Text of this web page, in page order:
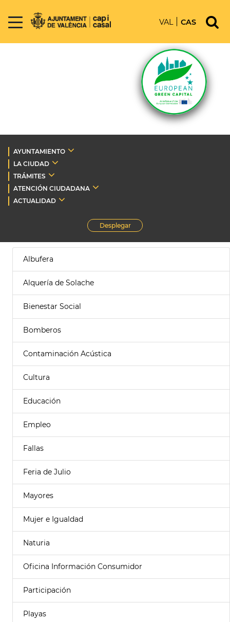
VAL CAS
AYUNTAMIENTO
LA CIUDAD
TRÁMITES
ATENCIÓN CIUDADANA
ACTUALIDAD
Desplegar
Albufera
Alquería de Solache
Bienestar Social
Bomberos
Contaminación Acústica
Cultura
Educación
Empleo
Fallas
Feria de Julio
Mayores
Mujer e Igualdad
Naturia
Oficina Información Consumidor
Participación
Playas